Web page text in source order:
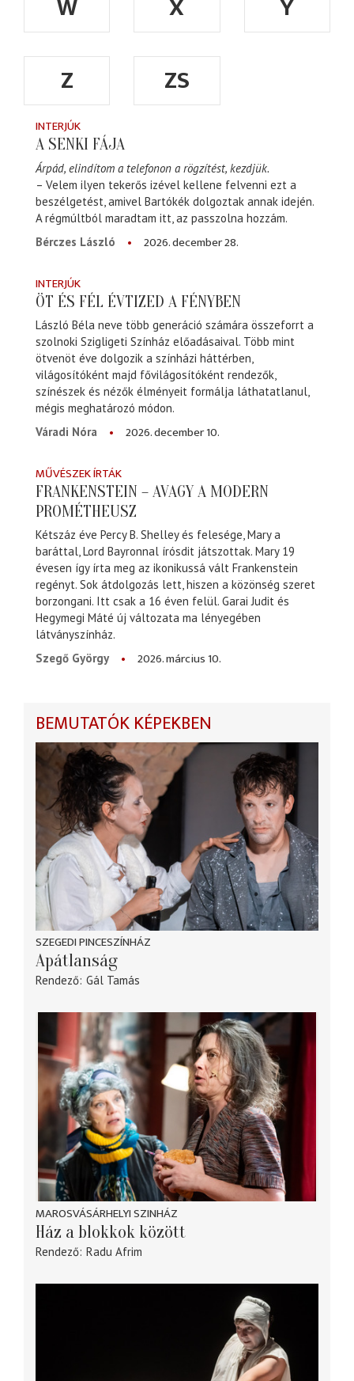
W X
Y
Z
ZS
INTERJÚK
A SENKI FÁJA
Árpád, elindítom a telefonon a rögzítést, kezdjük.
– Velem ilyen tekerős izével kellene felvenni ezt a
beszélgetést, amivel Bartókék dolgoztak annak idején.
A régmúltból maradtam itt, az passzolna hozzám.
Bérczes László
2026. december 28.
INTERJÚK
ÖT ÉS FÉL ÉVTIZED A FÉNYBEN
László Béla neve több generáció számára összeforrt a
szolnoki Szigligeti Színház előadásaival. Több mint
ötvenöt éve dolgozik a színházi háttérben,
világosítóként majd fővilágosítóként rendezők,
színészek és nézők élményeit formálja láthatatlanul,
mégis meghatározó módon.
Váradi Nóra
2026. december 10.
MŰVÉSZEK ÍRTÁK
FRANKENSTEIN – AVAGY A MODERN
PROMÉTHEUSZ
Kétszáz éve Percy B. Shelley és felesége, Mary a
baráttal, Lord Bayronnal írósdit játszottak. Mary 19
évesen így írta meg az ikonikussá vált Frankenstein
regényt. Sok átdolgozás lett, hiszen a közönség szeret
borzongani. Itt csak a 16 éven felül. Garai Judit és
Hegymegi Máté új változata ma lényegében
látványszínház.
Szegő György
2026. március 10.
BEMUTATÓK KÉPEKBEN
SZEGEDI PINCESZÍNHÁZ
Apátlanság
Rendező Gál Tamás
MAROSVÁSÁRHELYI SZINHÁZ
Ház a blokkok között
Rendező Radu Afrim